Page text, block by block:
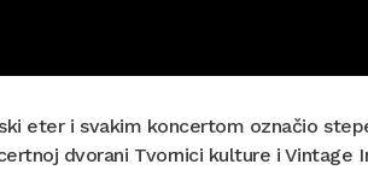
eter i svakim koncertom označio
dvorani Tvornici kulture i Vintage